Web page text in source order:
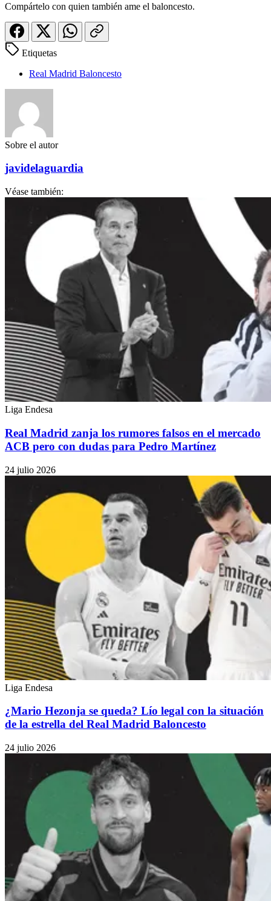
Compártelo con quien también ame el baloncesto.
Etiquetas
Real Madrid Baloncesto
Sobre el autor
javidelaguardia
Véase también:
Liga Endesa
Real Madrid zanja los rumores falsos en el mercado
ACB pero con dudas para Pedro Martínez
24 julio 2026
Liga Endesa
¿Mario Hezonja se queda? Lío legal con la situación
de la estrella del Real Madrid Baloncesto
24 julio 2026